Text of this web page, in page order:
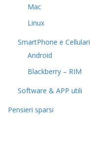
Mac
Linux
SmartPhone e Cellulari
Android
Blackberry – RIM
Software & APP utili
Pensieri sparsi